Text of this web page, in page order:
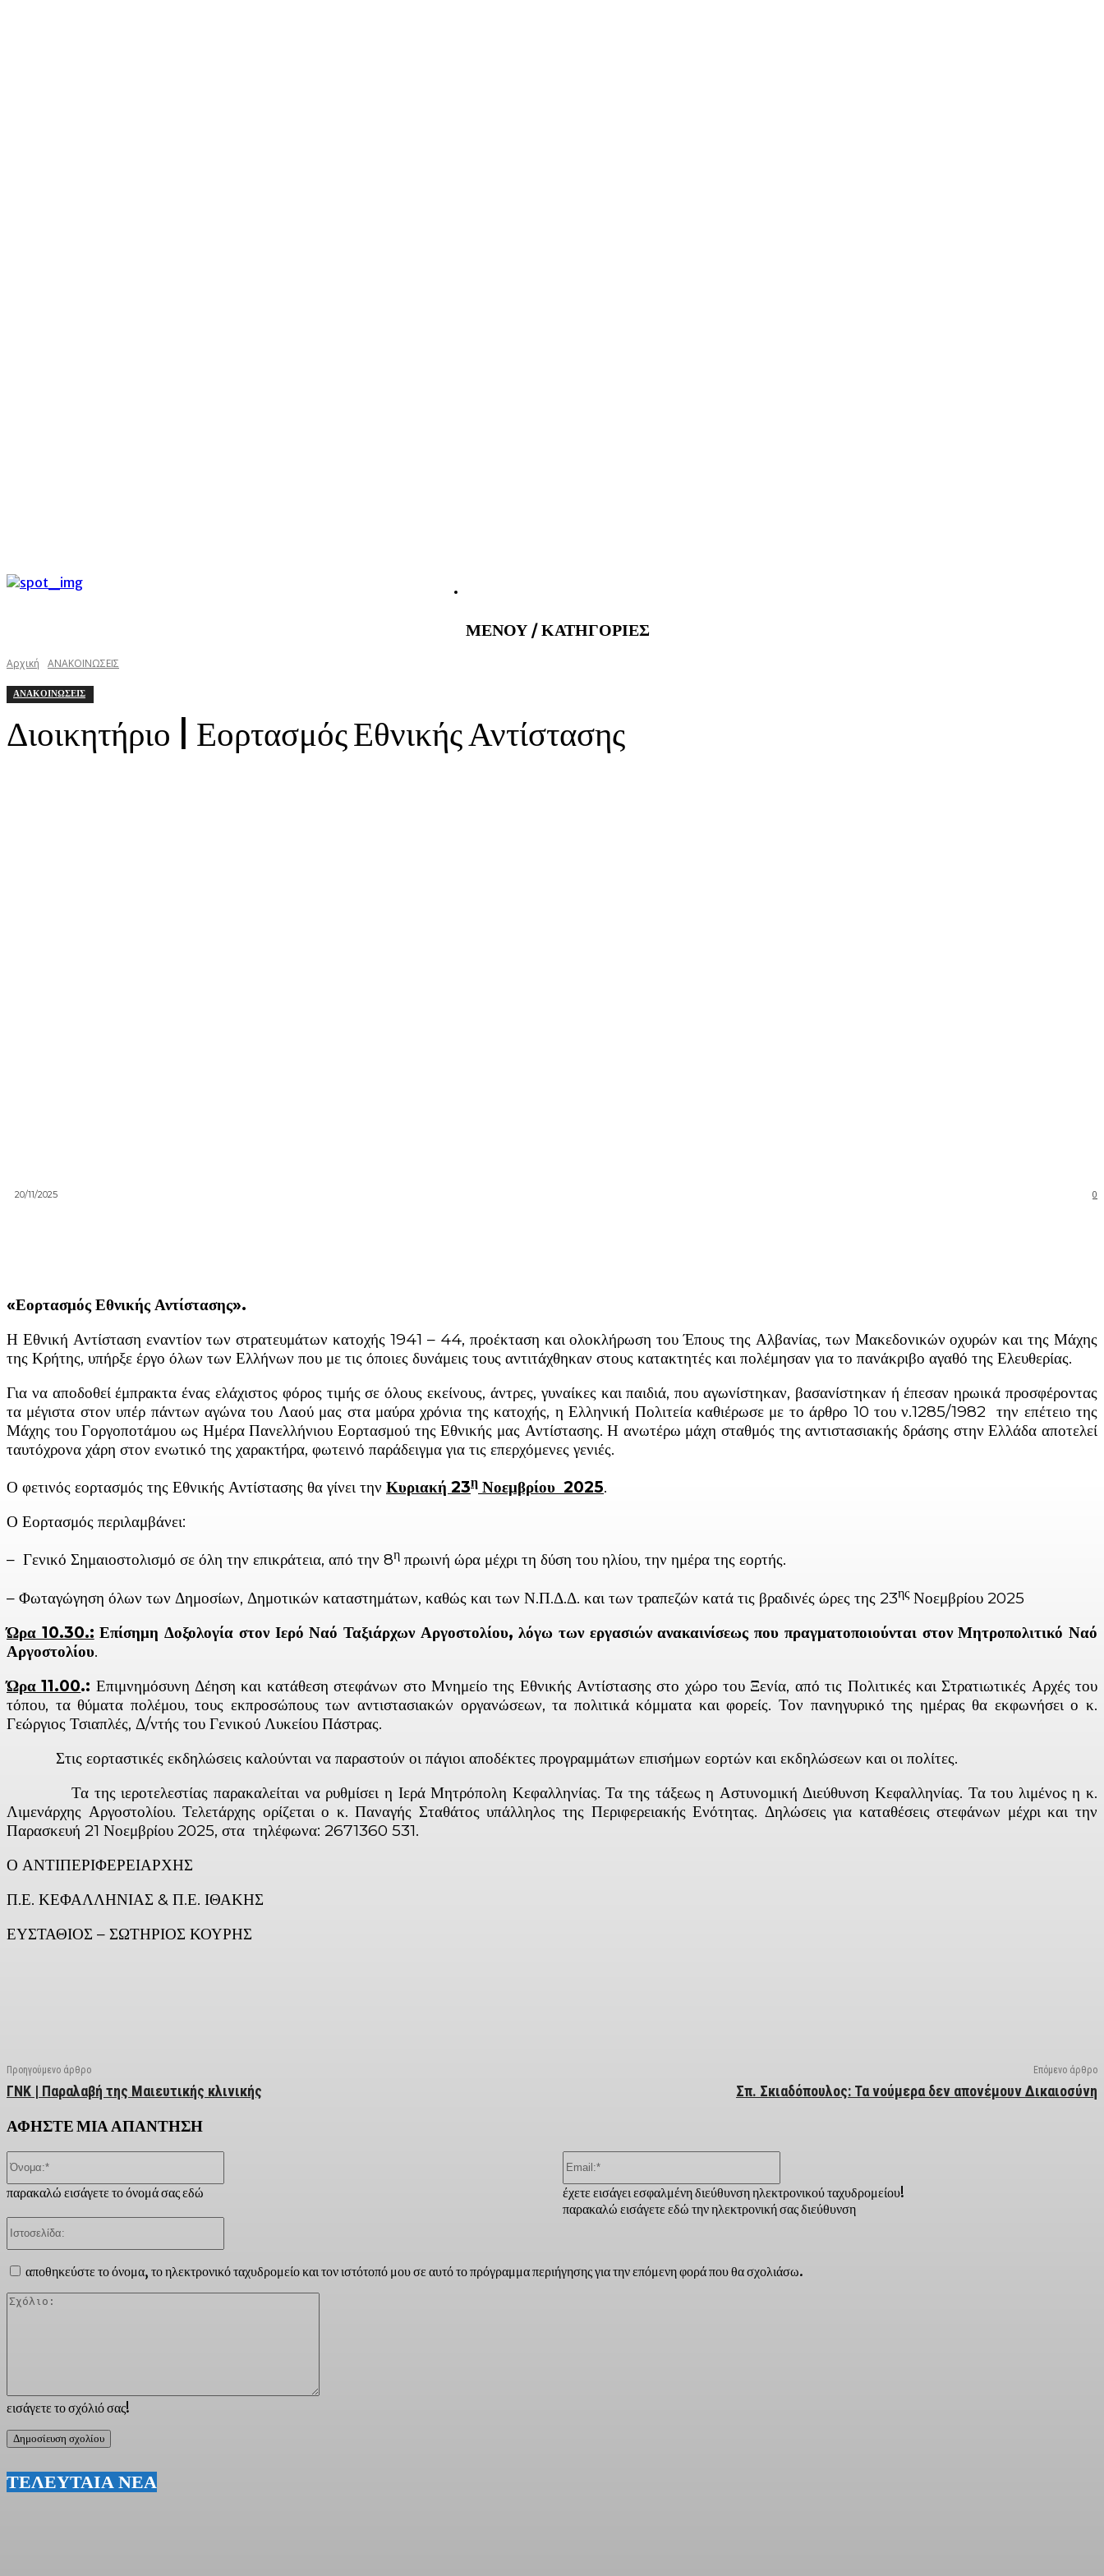
ΜΕΝΟΥ / ΚΑΤΗΓΟΡΙΕΣ
Αρχική ΑΝΑΚΟΙΝΩΣΕΙΣ
ΑΝΑΚΟΙΝΩΣΕΙΣ
Διοικητήριο | Εορτασμός Εθνικής Αντίστασης
0
20/11/2025
«Εορτασμός Εθνικής Αντίστασης».
Η Εθνική Αντίσταση εναντίον των στρατευμάτων κατοχής 1941 – 44, προέκταση και ολοκλήρωση του Έπους της Αλβανίας, των Μακεδονικών οχυρών και της Μάχης
της Κρήτης, υπήρξε έργο όλων των Ελλήνων που με τις όποιες δυνάμεις τους αντιτάχθηκαν στους κατακτητές και πολέμησαν για το πανάκριβο αγαθό της Ελευθερίας.
Για να αποδοθεί έμπρακτα ένας ελάχιστος φόρος τιμής σε όλους εκείνους, άντρες, γυναίκες και παιδιά, που αγωνίστηκαν, βασανίστηκαν ή έπεσαν ηρωικά προσφέροντας
τα μέγιστα στον υπέρ πάντων αγώνα του Λαού μας στα μαύρα χρόνια της κατοχής, η Ελληνική Πολιτεία καθιέρωσε με το άρθρο 10 του ν.1285/1982 την επέτειο της
Μάχης του Γοργοποτάμου ως Ημέρα Πανελλήνιου Εορτασμού της Εθνικής μας Αντίστασης. Η ανωτέρω μάχη σταθμός της αντιστασιακής δράσης στην Ελλάδα αποτελεί
ταυτόχρονα χάρη στον ενωτικό της χαρακτήρα, φωτεινό παράδειγμα για τις επερχόμενες γενιές.
Ο φετινός εορτασμός της Εθνικής Αντίστασης θα γίνει την Κυριακή 23η Νοεμβρίου 2025.
Ο Εορτασμός περιλαμβάνει:
– Γενικό Σημαιοστολισμό σε όλη την επικράτεια, από την 8η πρωινή ώρα μέχρι τη δύση του ηλίου, την ημέρα της εορτής.
– Φωταγώγηση όλων των Δημοσίων, Δημοτικών καταστημάτων, καθώς και των Ν.Π.Δ.Δ. και των τραπεζών κατά τις βραδινές ώρες της 23ηςΝοεμβρίου 2025
Ώρα 10.30.: Επίσημη Δοξολογία στον Ιερό Ναό Ταξιάρχων Αργοστολίου, λόγω των εργασιών ανακαινίσεως που πραγματοποιούνται στον Μητροπολιτικό Ναό
Αργοστολίου.
Ώρα 11.00.: Επιμνημόσυνη Δέηση και κατάθεση στεφάνων στο Μνημείο της Εθνικής Αντίστασης στο χώρο του Ξενία, από τις Πολιτικές και Στρατιωτικές Αρχές του
τόπου, τα θύματα πολέμου, τους εκπροσώπους των αντιστασιακών οργανώσεων, τα πολιτικά κόμματα και φορείς. Τον πανηγυρικό της ημέρας θα εκφωνήσει ο κ.
Γεώργιος Τσιαπλές, Δ/ντής του Γενικού Λυκείου Πάστρας.
Στις εορταστικές εκδηλώσεις καλούνται να παραστούν οι πάγιοι αποδέκτες προγραμμάτων επισήμων εορτών και εκδηλώσεων και οι πολίτες.
Τα της ιεροτελεστίας παρακαλείται να ρυθμίσει η Ιερά Μητρόπολη Κεφαλληνίας. Τα της τάξεως η Αστυνομική Διεύθυνση Κεφαλληνίας. Τα του λιμένος η κ.
Λιμενάρχης Αργοστολίου. Τελετάρχης ορίζεται ο κ. Παναγής Σταθάτος υπάλληλος της Περιφερειακής Ενότητας. Δηλώσεις για καταθέσεις στεφάνων μέχρι και την
Παρασκευή 21 Νοεμβρίου 2025, στα τηλέφωνα: 2671360 531.
Ο ΑΝΤΙΠΕΡΙΦΕΡΕΙΑΡΧΗΣ
Π.Ε. ΚΕΦΑΛΛΗΝΙΑΣ & Π.Ε. ΙΘΑΚΗΣ
ΕΥΣΤΑΘΙΟΣ – ΣΩΤΗΡΙΟΣ ΚΟΥΡΗΣ
Προηγούμενο άρθρο
ΓΝΚ | Παραλαβή της Μαιευτικής κλινικής
Επόμενο άρθρο
Σπ. Σκιαδόπουλος: Τα νούμερα δεν απονέμουν Δικαιοσύνη
ΑΦΗΣΤΕ ΜΙΑ ΑΠΑΝΤΗΣΗ
εισάγετε το σχόλιό σας!
παρακαλώ εισάγετε το όνομά σας εδώ
έχετε εισάγει εσφαλμένη διεύθυνση ηλεκτρονικού ταχυδρομείου!
παρακαλώ εισάγετε εδώ την ηλεκτρονική σας διεύθυνση
αποθηκεύστε το όνομα, το ηλεκτρονικό ταχυδρομείο και τον ιστότοπό μου σε αυτό το πρόγραμμα περιήγησης για την επόμενη φορά που θα σχολιάσω.
ΤΕΛΕΥΤΑΙΑ ΝΕΑ